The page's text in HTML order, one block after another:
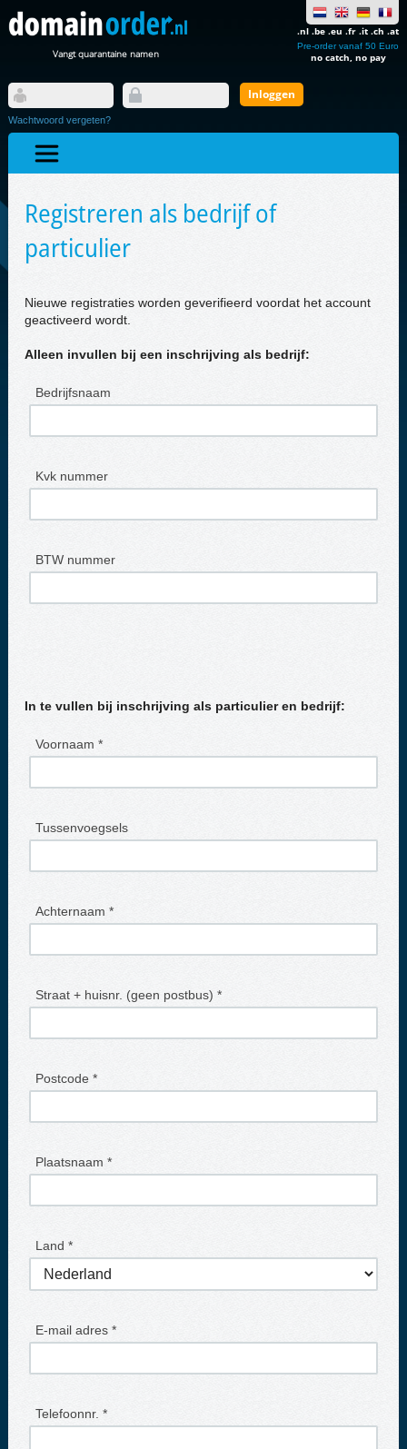
Vangt quarantaine namen
.nl .be .eu .fr .it .ch .at
Pre-order vanaf 50 Euro
no catch, no pay
Wachtwoord vergeten?
Registreren als bedrijf of
particulier
Nieuwe registraties worden geverifieerd voordat het account
geactiveerd wordt.
Alleen invullen bij een inschrijving als bedrijf:
Bedrijfsnaam
Kvk nummer
BTW nummer
In te vullen bij inschrijving als particulier en bedrijf:
Voornaam *
Tussenvoegsels
Achternaam *
Straat + huisnr. (geen postbus) *
Postcode *
Plaatsnaam *
Land *
E-mail adres *
Telefoonnr. *